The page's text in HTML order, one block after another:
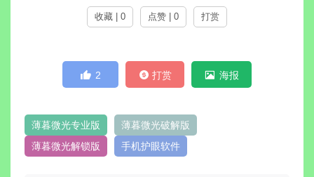
收藏 | 0 点赞 | 0 打赏
2 打赏 海报
薄暮微光专业版
薄暮微光破解版
薄暮微光解锁版
手机护眼软件